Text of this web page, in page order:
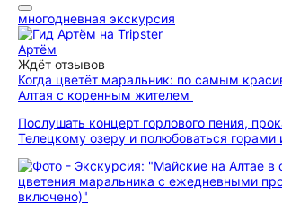
многодневная экскурсия
Артём
Ждёт отзывов
Когда цветёт маральник: по самым
Алтая с коренным жителем
Послушать концерт горлового пения,
Телецкому озеру и полюбоваться горами